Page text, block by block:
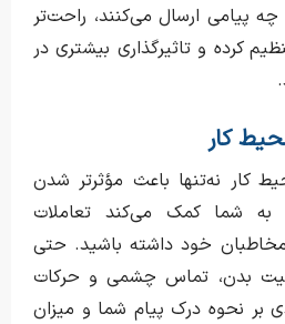
پیامی ارسال می‌کنند، راحت‌تر
کرده و تاثیرگذاری بیشتری در
کار
کار نه‌تنها باعث مؤثرتر شدن
به شما کمک می‌کند تعاملات
خود داشته باشید. حتی
بدن، تماس چشمی و حرکات
بر نحوه درک پیام شما و میزان